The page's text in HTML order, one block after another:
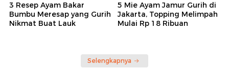
3 Resep Ayam Bakar
Bumbu Meresap yang Gurih
Nikmat Buat Lauk
5 Mie Ayam Jamur Gurih di
Jakarta, Topping Melimpah
Mulai Rp 18 Ribuan
Selengkapnya